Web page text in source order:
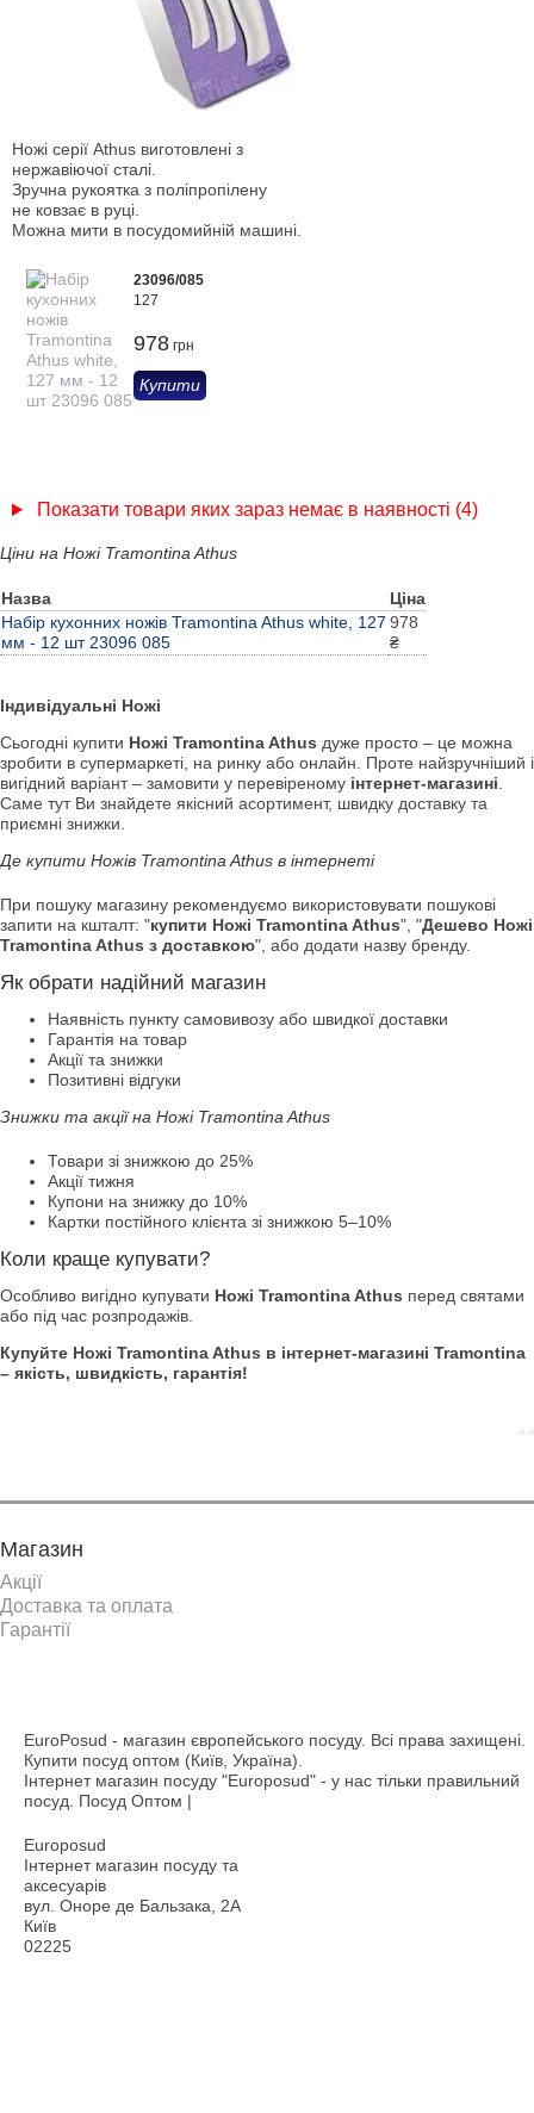
Ножі серії Athus виготовлені з
нержавіючої сталі.
Зручна рукоятка з поліпропілену
не ковзає в руці.
Можна мити в посудомийній машині.
23096/085
127
978 грн
Купити
Показати товари яких зараз немає в наявності (4)
Ціни на Ножі Tramontina Athus
Назва
Ціна
Набір кухонних ножів Tramontina Athus white, 127
мм - 12 шт 23096 085
978
₴
Індивідуальні Ножі
Сьогодні купити Ножі Tramontina Athus дуже просто – це можна
зробити в супермаркеті, на ринку або онлайн. Проте найзручніший і
вигідний варіант – замовити у перевіреному інтернет-магазині
Саме тут Ви знайдете якісний асортимент, швидку доставку та
приємні знижки.
Де купити Ножів Tramontina Athus в інтернеті
При пошуку магазину рекомендуємо використовувати пошукові
запити на кшталт: "купити Ножі Tramontina Athus", "Дешево Ножі
Tramontina Athus з доставкою", або додати назву бренду.
Як обрати надійний магазин
Наявність пункту самовивозу або швидкої доставки
Гарантія на товар
Акції та знижки
Позитивні відгуки
Знижки та акції на Ножі Tramontina Athus
Товари зі знижкою до 25%
Акції тижня
Купони на знижку до 10%
Картки постійного клієнта зі знижкою 5–10%
Коли краще купувати?
Особливо вигідно купувати Ножі Tramontina Athus перед святами
або під час розпродажів.
Купуйте Ножі Tramontina Athus в інтернет-магазині Tramontina
– якість, швидкість, гарантія!
Магазин
Акції
Доставка та оплата
Гарантії
EuroPosud - магазин європейського посуду. Всі права захищені.
Купити посуд оптом (Київ, Україна).
Інтернет магазин посуду "Europosud" - у нас тільки правильний
посуд. Посуд Оптом |
Europosud
Інтернет магазин посуду та
аксесуарів
вул. Оноре де Бальзака, 2А
Київ
02225